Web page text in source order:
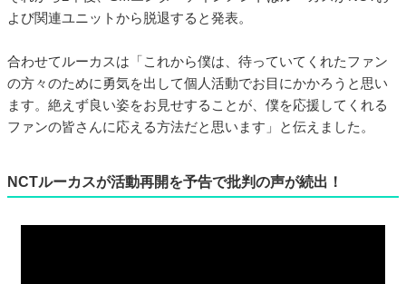
よび関連ユニットから脱退すると発表。
合わせてルーカスは「これから僕は、待っていてくれたファン
の方々のために勇気を出して個人活動でお目にかかろうと思い
ます。絶えず良い姿をお見せすることが、僕を応援してくれる
ファンの皆さんに応える方法だと思います」と伝えました。
NCTルーカスが活動再開を予告で批判の声が続出！